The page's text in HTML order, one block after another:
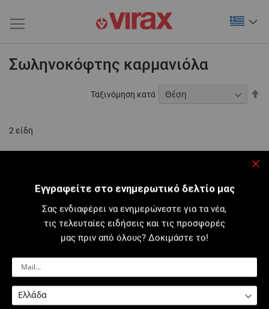
Σωληνοκόφτης καρμανιόλα
2 είδη
Ταξινόμηση κατά
Εγγραφείτε στο ενημερωτικό δελτίο μας
Σας ενδιαφέρει να ενημερώνεστε για τα νέα,
τις τελευταίες ειδήσεις και τις προσφορές
μας πριν από όλους? Δοκιμάστε το!